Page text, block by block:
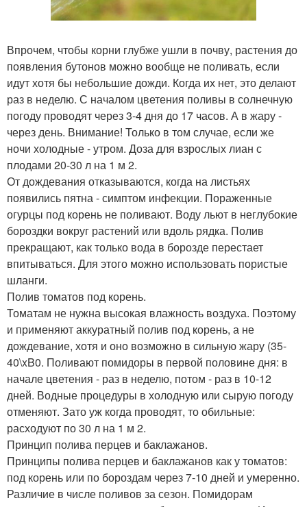
Впрочем, чтобы корни глубже ушли в почву, растения до
появления бутонов можно вообще не поливать, если
идут хотя бы небольшие дожди. Когда их нет, это делают
раз в неделю. С началом цветения поливы в солнечную
погоду проводят через 3-4 дня до 17 часов. А в жару -
через день. Внимание! Только в том случае, если же
ночи холодные - утром. Доза для взрослых лиан с
плодами 20-30 л на 1 м 2.
От дождевания отказываются, когда на листьях
появились пятна - симптом инфекции. Пораженные
огурцы под корень не поливают. Воду льют в неглубокие
бороздки вокруг растений или вдоль рядка. Полив
прекращают, как только вода в борозде перестает
впитываться. Для этого можно использовать пористые
шланги.
Полив томатов под корень.
Томатам не нужна высокая влажность воздуха. Поэтому
и применяют аккуратный полив под корень, а не
дождевание, хотя и оно возможно в сильную жару (35-
40\xB0. Поливают помидоры в первой половине дня: в
начале цветения - раз в неделю, потом - раз в 10-12
дней. Водные процедуры в холодную или сырую погоду
отменяют. Зато уж когда проводят, то обильные:
расходуют по 30 л на 1 м 2.
Принцип полива перцев и баклажанов.
Принципы полива перцев и баклажанов как у томатов:
под корень или по бороздам через 7-10 дней и умеренно.
Различие в числе поливов за сезон. Помидорам